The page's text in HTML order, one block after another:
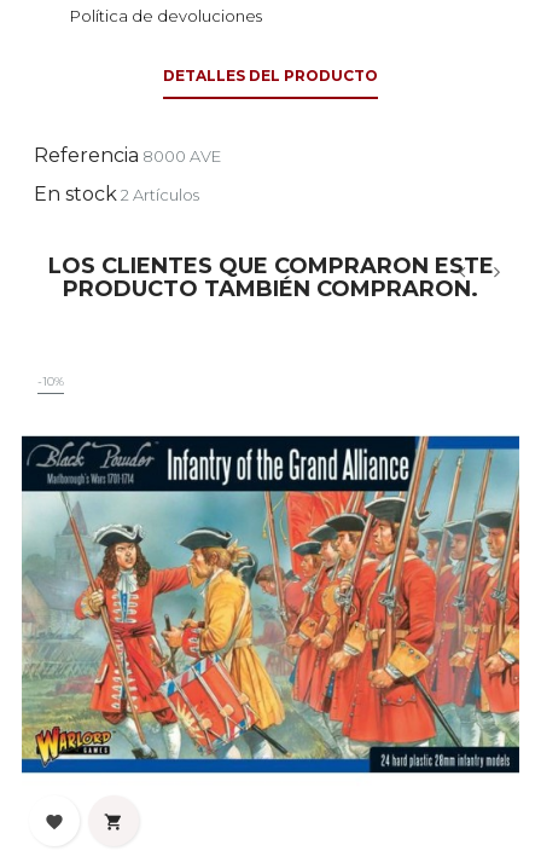
Política de devoluciones
DETALLES DEL PRODUCTO
Referencia 8000 AVE
En stock2 Artículos
LOS CLIENTES QUE COMPRARON ESTE
PRODUCTO TAMBIÉN COMPRARON.
-10%
 